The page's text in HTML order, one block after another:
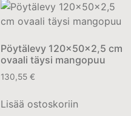
Pöytälevy 120x50x2,5 cm
ovaali täysi mangopuu
130,55 €
Lisää ostoskoriin